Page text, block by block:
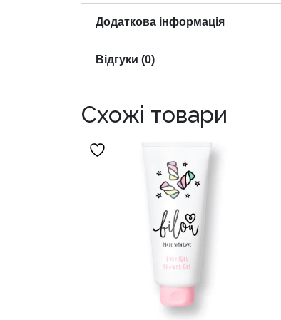
Додаткова інформація
Відгуки (0)
Схожі товари